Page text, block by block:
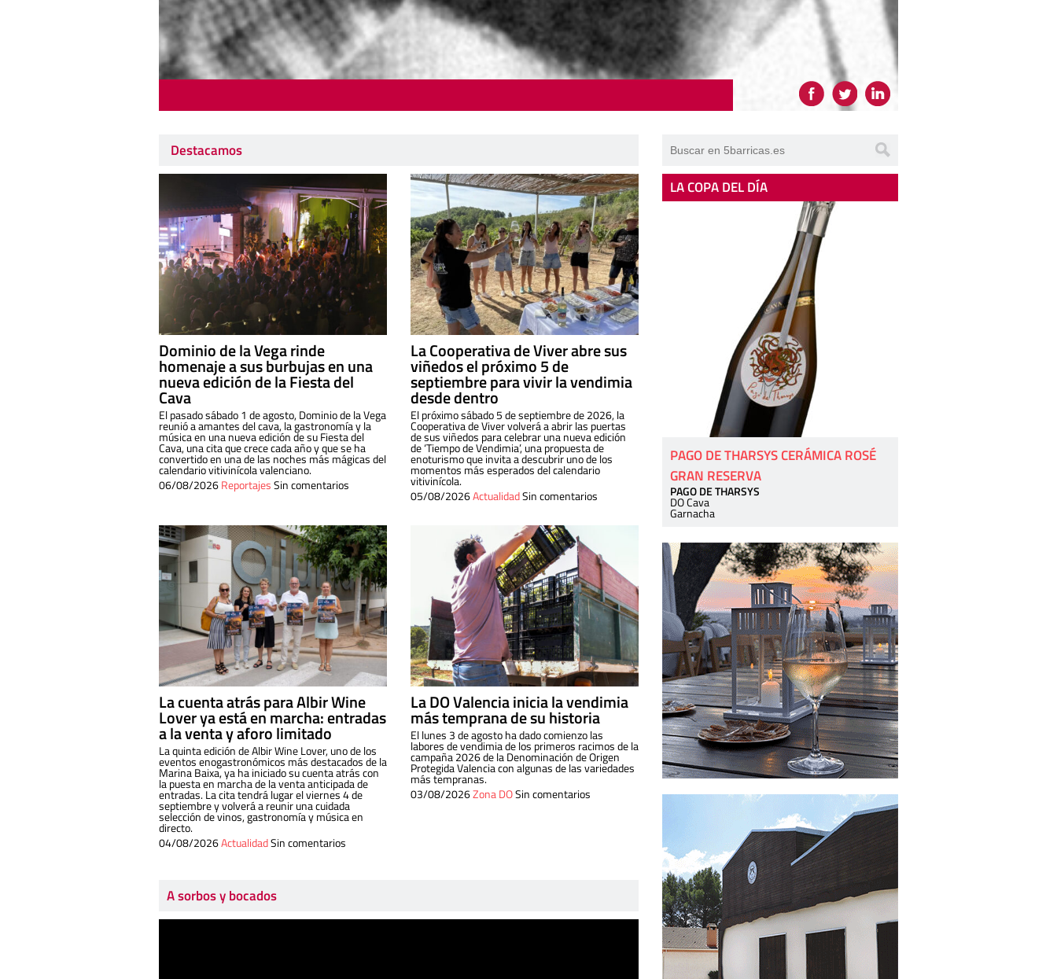
Destacamos
Dominio de la Vega rinde
homenaje a sus burbujas en una
nueva edición de la Fiesta del
Cava
El pasado sábado 1 de agosto, Dominio de la Vega
reunió a amantes del cava, la gastronomía y la
música en una nueva edición de su Fiesta del
Cava, una cita que crece cada año y que se ha
convertido en una de las noches más mágicas del
calendario vitivinícola valenciano.
06/08/2026ReportajesSin comentarios
La Cooperativa de Viver abre sus
viñedos el próximo 5 de
septiembre para vivir la vendimia
desde dentro
El próximo sábado 5 de septiembre de 2026, la
Cooperativa de Viver volverá a abrir las puertas
de sus viñedos para celebrar una nueva edición
de ‘Tiempo de Vendimia’, una propuesta de
enoturismo que invita a descubrir uno de los
momentos más esperados del calendario
vitivinícola.
05/08/2026ActualidadSin comentarios
La cuenta atrás para Albir Wine
Lover ya está en marcha: entradas
a la venta y aforo limitado
La quinta edición de Albir Wine Lover, uno de los
eventos enogastronómicos más destacados de la
Marina Baixa, ya ha iniciado su cuenta atrás con
la puesta en marcha de la venta anticipada de
entradas. La cita tendrá lugar el viernes 4 de
septiembre y volverá a reunir una cuidada
selección de vinos, gastronomía y música en
directo.
04/08/2026ActualidadSin comentarios
La DO Valencia inicia la vendimia
más temprana de su historia
El lunes 3 de agosto ha dado comienzo las
labores de vendimia de los primeros racimos de la
campaña 2026 de la Denominación de Origen
Protegida Valencia con algunas de las variedades
más tempranas.
03/08/2026Zona DOSin comentarios
A sorbos y bocados
LA COPA DEL DÍA
PAGO DE THARSYS CERÁMICA ROSÉ
GRAN RESERVA
PAGO DE THARSYS
DO Cava
Garnacha